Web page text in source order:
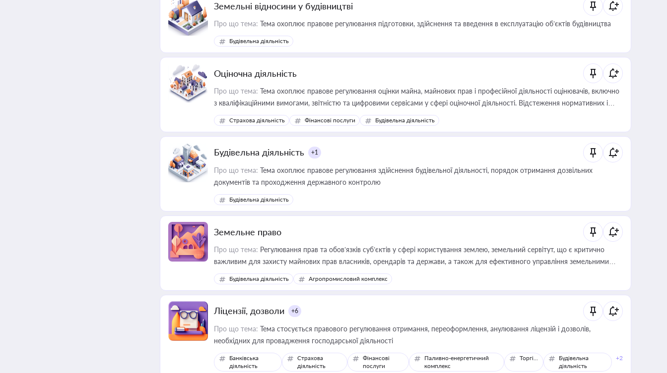
Земельні відносини у будівництві
Про що тема: Тема охоплює правове регулювання підготовки, здійснення та введення в експлуатацію об’єктів будівництва
Будівельна діяльність
Оціночна діяльність
Про що тема: Тема охоплює правове регулювання оцінки майна, майнових прав і професійної діяльності оцінювачів, включно
з кваліфікаційними вимогами, звітністю та цифровими сервісами у сфері оціночної діяльності. Відстеження нормативних і
медійних змін у цій сфері корисне для власника бізнесу, керівника, юриста або бухгалтера під час оподаткування,
приватизації, оренди державного майна, корпоративних угод і перевірки статусу суб'єктів оціночної діяльності
Страхова діяльність Фінансові послуги Будівельна діяльність
Будівельна діяльність +1
Про що тема: Тема охоплює правове регулювання здійснення будівельної діяльності, порядок отримання дозвільних
документів та проходження державного контролю
Будівельна діяльність
Земельне право
Про що тема: Регулювання прав та обов’язків суб’єктів у сфері користування землею, земельний сервітут, що є критично
важливим для захисту майнових прав власників, орендарів та держави, а також для ефективного управління земельними
ресурсами
Будівельна діяльність Агропромисловий комплекс
Ліцензії, дозволи +6
Про що тема: Тема стосується правового регулювання отримання, переоформлення, анулювання ліцензій і дозволів,
необхідних для провадження господарської діяльності
Банківська
діяльність
Страхова
діяльність
Фінансові
послуги
Паливно-енергетичний
комплекс
Торгівля
Будівельна
діяльність
+2